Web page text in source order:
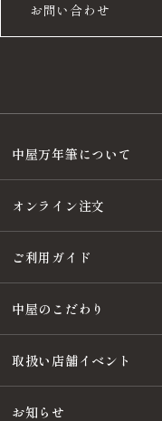
お問い合わせ
中屋万年筆について
オンライン注文
ご利用ガイド
中屋のこだわり
取扱い店舗イベント
お知らせ